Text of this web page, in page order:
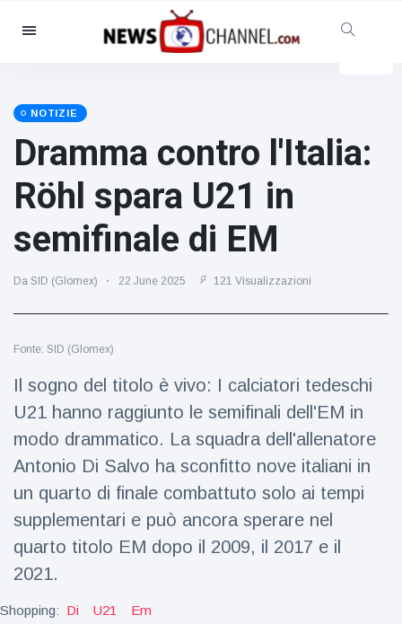
Categorie
Sociale e divertimento
Cinema e TV
(81)
Celebrità
(13938)
Moda e bellezza
(122)
Cibo e bevande
Stile di vita
Salute e fitness
(73)
Viaggi e avventura
(77)
Ultime notizie
Dylan
Sprouse e
aspettare
NOTIZIE
Dramma contro l'Italia:
Röhl spara U21 in
semifinale di EM
Da SID (Glomex) 22 June 2025 121 Visualizzazioni
Fonte: SID (Glomex)
Il sogno del titolo è vivo: I calciatori tedeschi
U21 hanno raggiunto le semifinali dell'EM in
modo drammatico. La squadra dell'allenatore
Antonio Di Salvo ha sconfitto nove italiani in
un quarto di finale combattuto solo ai tempi
supplementari e può ancora sperare nel
quarto titolo EM dopo il 2009, il 2017 e il
2021.
Shopping: Di U21 Em